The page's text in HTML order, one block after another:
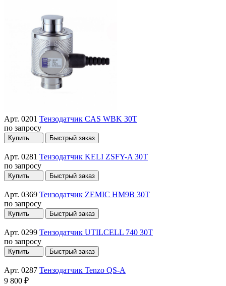
Арт. 0201 Тензодатчик CAS WBK 30T
по запросу
Купить Быстрый заказ
Арт. 0281 Тензодатчик KELI ZSFY-A 30T
по запросу
Купить Быстрый заказ
Арт. 0369 Тензодатчик ZEMIC HM9B 30T
по запросу
Купить Быстрый заказ
Арт. 0299 Тензодатчик UTILCELL 740 30T
по запросу
Купить Быстрый заказ
Арт. 0287 Тензодатчик Tenzo QS-A
9 800 ₽